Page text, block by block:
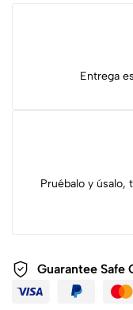
Entrega
Pruébalo y úsalo,
Guarantee Safe